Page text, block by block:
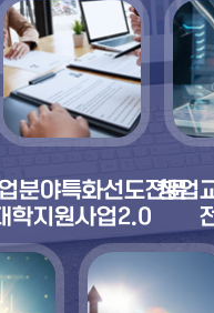
분야특화선도전문
학지원사업2.0
창업